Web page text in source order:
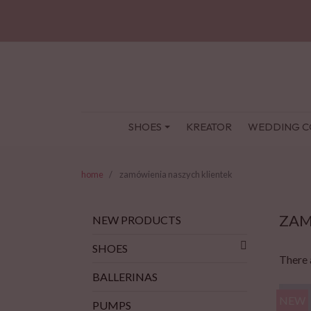
SHOES KREATOR WEDDING
home zamówienia naszych klientek
NEW PRODUCTS
SHOES
BALLERINAS
PUMPS
There